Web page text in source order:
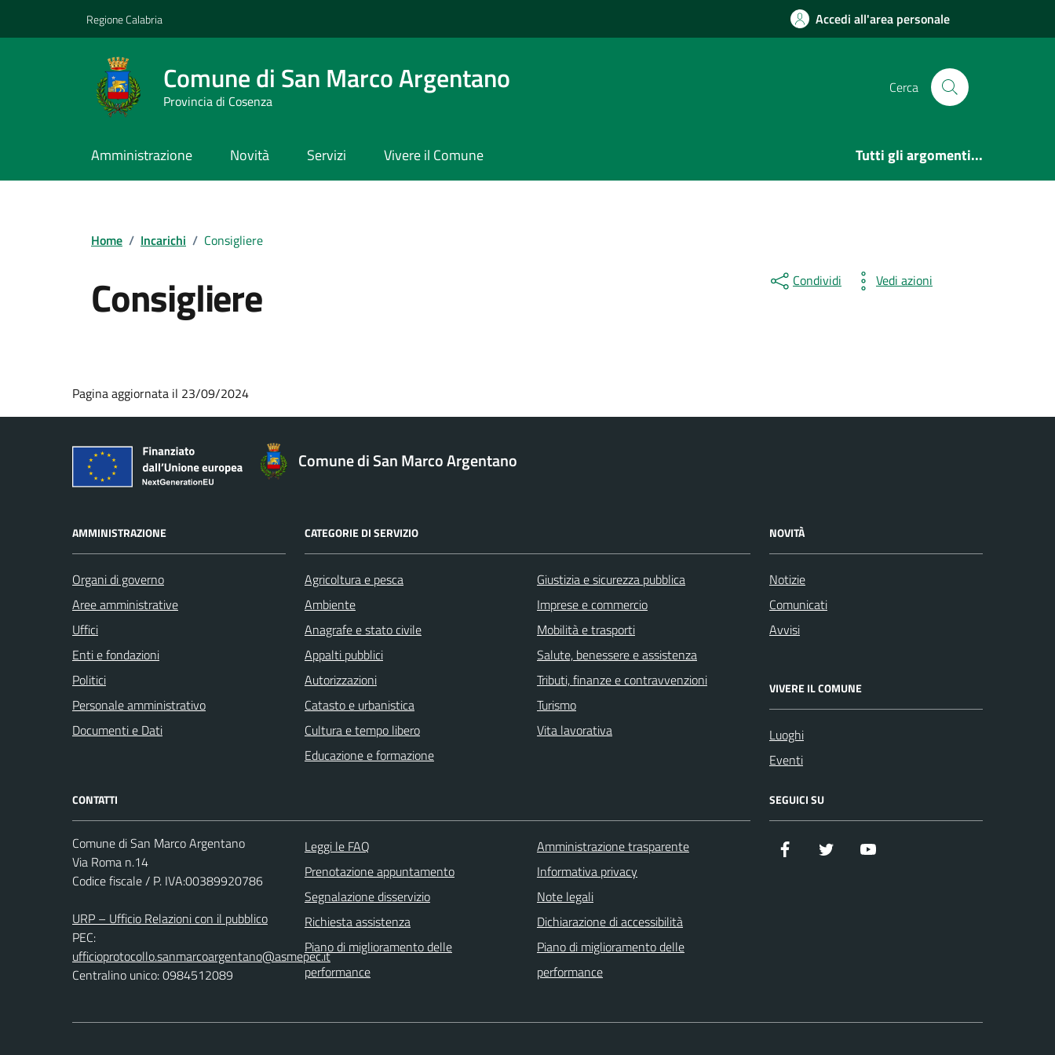
Regione Calabria Accedi all'area personale
Comune di San Marco Argentano
Provincia di Cosenza
Cerca
Amministrazione Novità Servizi Vivere il Comune Tutti gli argomenti...
Home / Incarichi / Consigliere
Consigliere Condividi Vedi azioni
Pagina aggiornata il 23/09/2024
Comune di San Marco Argentano
AMMINISTRAZIONE
Organi di governo
Aree amministrative
Uffici
Enti e fondazioni
Politici
Personale amministrativo
Documenti e Dati
CATEGORIE DI SERVIZIO
Agricoltura e pesca
Ambiente
Anagrafe e stato civile
Appalti pubblici
Autorizzazioni
Catasto e urbanistica
Cultura e tempo libero
Educazione e formazione
Giustizia e sicurezza pubblica
Imprese e commercio
Mobilità e trasporti
Salute, benessere e assistenza
Tributi, finanze e contravvenzioni
Turismo
Vita lavorativa
NOVITÀ
Notizie
Comunicati
Avvisi
VIVERE IL COMUNE
Luoghi
Eventi
CONTATTI
Comune di San Marco Argentano
Via Roma n.14
Codice fiscale / P. IVA:00389920786
URP – Ufficio Relazioni con il pubblico
PEC:
ufficioprotocollo.sanmarcoargentano@asmepec.it
Centralino unico: 0984512089
Leggi le FAQ
Prenotazione appuntamento
Segnalazione disservizio
Richiesta assistenza
Piano di miglioramento delle
performance
Amministrazione trasparente
Informativa privacy
Note legali
Dichiarazione di accessibilità
Piano di miglioramento delle
performance
SEGUICI SU
Facebook Twitter